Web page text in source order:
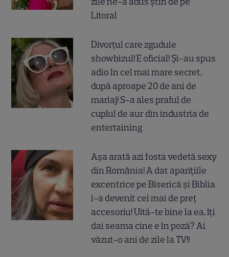
Litoral
Divorțul care zguduie
showbizul! E oficial! Și-au spus
adio în cel mai mare secret,
după aproape 20 de ani de
mariaj! S-a ales praful de
cuplul de aur din industria de
entertaining
Așa arată azi fosta vedetă sexy
din România! A dat aparițiile
excentrice pe Biserică și Biblia
i-a devenit cel mai de preț
accesoriu! Uită-te bine la ea, îți
dai seama cine e în poză? Ai
văzut-o ani de zile la TV!!